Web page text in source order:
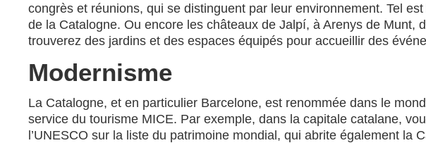
congrès et réunions, qui se distinguent par leur environnement. Tel
de la Catalogne. Ou encore les châteaux de Jalpí, à Arenys de Munt,
trouverez des jardins et des espaces équipés pour accueillir des
Modernisme
La Catalogne, et en particulier Barcelone, est renommée dans le
service du tourisme MICE. Par exemple, dans la capitale catalane,
l’UNESCO sur la liste du patrimoine mondial, qui abrite également